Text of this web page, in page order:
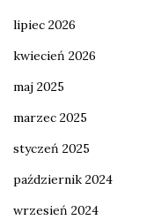
lipiec 2026
kwiecień 2026
maj 2025
marzec 2025
styczeń 2025
październik 2024
wrzesień 2024